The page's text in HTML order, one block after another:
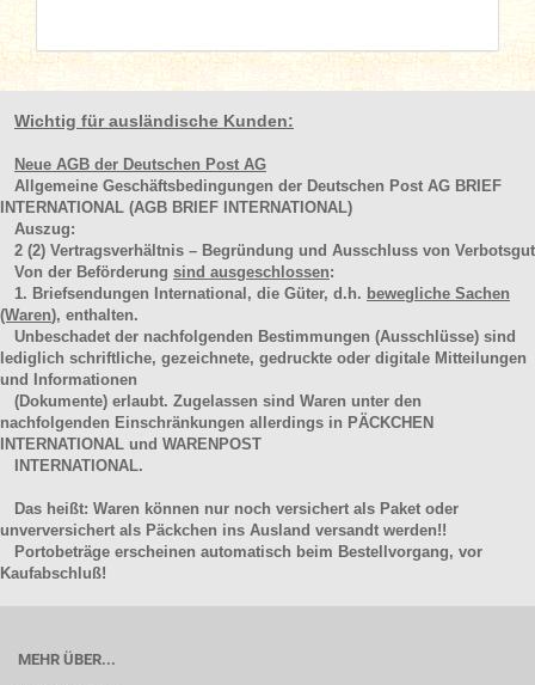
Wichtig für ausländische Kunden:
Neue AGB der Deutschen Post AG
Allgemeine Geschäftsbedingungen der Deutschen Post AG BRIEF
INTERNATIONAL (AGB BRIEF INTERNATIONAL)
Auszug:
2 (2) Vertragsverhältnis – Begründung und Ausschluss von Verbotsgut
Von der Beförderung sind ausgeschlossen:
1. Briefsendungen International, die Güter, d.h. bewegliche Sachen
(Waren), enthalten.
Unbeschadet der nachfolgenden Bestimmungen (Ausschlüsse) sind
lediglich schriftliche, gezeichnete, gedruckte oder digitale Mitteilungen
und Informationen
(Dokumente) erlaubt. Zugelassen sind Waren unter den
nachfolgenden Einschränkungen allerdings in PÄCKCHEN
INTERNATIONAL und WARENPOST
INTERNATIONAL.
Das heißt: Waren können nur noch versichert als Paket oder
unverversichert als Päckchen ins Ausland versandt werden!!
Portobeträge erscheinen automatisch beim Bestellvorgang, vor
Kaufabschluß!
MEHR ÜBER...